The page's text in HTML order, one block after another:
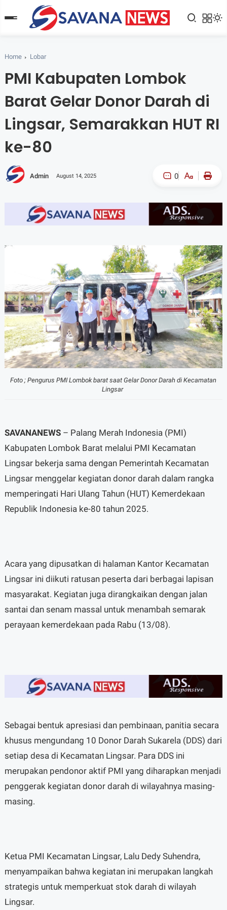
Home Lobar
PMI Kabupaten Lombok
Barat Gelar Donor Darah di
Lingsar, Semarakkan HUT RI
ke-80
Admin August 14, 2025 0
A- A+
Foto ; Pengurus PMI Lombok barat saat Gelar Donor Darah di Kecamatan
Lingsar
SAVANANEWS– Palang Merah Indonesia (PMI)
Kabupaten Lombok Barat melalui PMI Kecamatan
Lingsar bekerja sama dengan Pemerintah Kecamatan
Lingsar menggelar kegiatan donor darah dalam rangka
memperingati Hari Ulang Tahun (HUT) Kemerdekaan
Republik Indonesia ke-80 tahun 2025.
Acara yang dipusatkan di halaman Kantor Kecamatan
Lingsar ini diikuti ratusan peserta dari berbagai lapisan
masyarakat. Kegiatan juga dirangkaikan dengan jalan
santai dan senam massal untuk menambah semarak
perayaan kemerdekaan pada Rabu (13/08).
Sebagai bentuk apresiasi dan pembinaan, panitia secara
khusus mengundang 10 Donor Darah Sukarela (DDS) dari
setiap desa di Kecamatan Lingsar. Para DDS ini
merupakan pendonor aktif PMI yang diharapkan menjadi
penggerak kegiatan donor darah di wilayahnya masing-
masing.
Ketua PMI Kecamatan Lingsar, Lalu Dedy Suhendra,
menyampaikan bahwa kegiatan ini merupakan langkah
strategis untuk memperkuat stok darah di wilayah
Lingsar.